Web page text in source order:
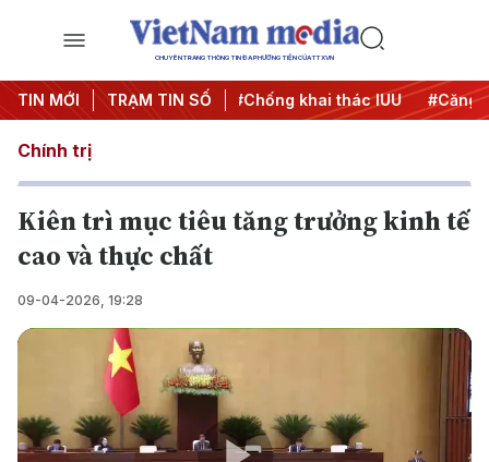
CHUYÊN TRANG THÔNG TIN ĐA PHƯƠNG TIỆN CỦA TTXVN
TIN MỚI TRẠM TIN SỐ
dịch 500 ngày đêm #Chống khai thác IUU #Căng
Chính trị
Kiên trì mục tiêu tăng trưởng kinh tế
cao và thực chất
09-04-2026, 19:28